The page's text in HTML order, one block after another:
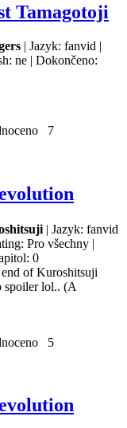
Tamagotoji
| Jazyk: fanvid |
ne | Dokončeno:
7
| Jazyk: fanvid
Pro všechny |
0
of Kuroshitsuji
spoiler lol.. (A
5